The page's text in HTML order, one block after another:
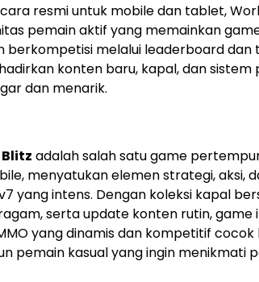
resmi untuk mobile dan tablet,
pemain aktif yang memainkan
berkompetisi melalui leaderboard dan
konten baru, kapal, dan sistem
dan menarik.
adalah salah satu game
menyatukan elemen strategi, aksi,
yang intens. Dengan koleksi kapal
serta update konten rutin, game
yang dinamis dan kompetitif
pemain kasual yang ingin menikmati